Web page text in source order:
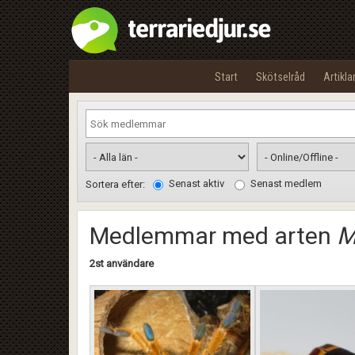
Start Skötselråd Artiklar
Sortera efter: Senast aktiv Senast medlem
Medlemmar med arten
2st användare